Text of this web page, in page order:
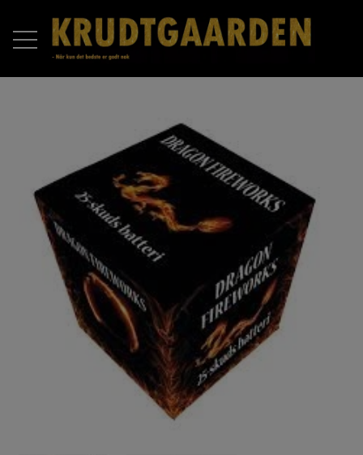
FORSIDE
PRODUKTER
RAKETTER
BATTERIER
PIROMAX
JORGE FIREWORKS
J-FIREWORKS
COMPOUND BATTERIER
BOMBERØR
JUNIOR - OG FAMILIEKRUDT
OM OS
KONTAKT OS
ÅBNINGSTIDER 2025